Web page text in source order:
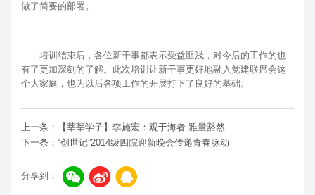
做了简要的部署。
培训结束后，各位新干事都表示受益匪浅，对今后的工作的也
有了更加深刻的了解。此次培训让新干事更好地融入党建联席会这
个大家庭，也为以后各项工作的开展打下了良好的基础。
上一条：【莘莘学子】李施宏：观于海者 雅量豁然
下一条：“创世记”2014级四院迎新晚会传递青春脉动
分享到：